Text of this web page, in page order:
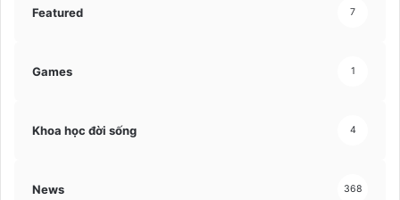
Featured 7
Games 1
Khoa học đời sống 4
News 368